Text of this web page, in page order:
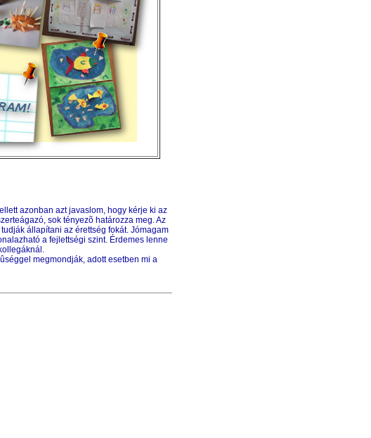
azonban azt javaslom, hogy kérje ki az
sok tényezõ határozza meg. Az
állapítani az érettség fokát. Jómagam
a fejlettségi szint. Érdemes lenne
megmondják, adott esetben mi a